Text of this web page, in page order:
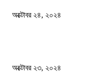
অক্টোবর ২৪, ২০২৪
অক্টোবর ২৩, ২০২৪